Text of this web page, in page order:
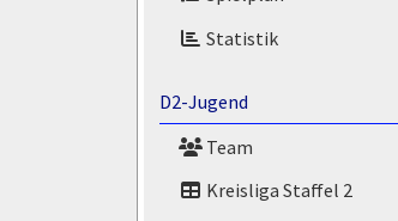
Statistik
D2-Jugend
Team
Kreisliga Staffel 2